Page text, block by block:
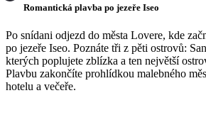
Romantická plavba po jezeře Iseo
Po snídani odjezd do města Lovere, kde
po jezeře Iseo. Poznáte tři z pěti ostrovů:
kterých poplujete zblízka a ten největší
Plavbu zakončíte prohlídkou malebného
hotelu a večeře.